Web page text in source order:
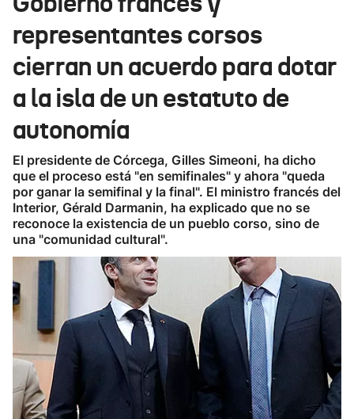
Ikusmiran
Eguraldia
representantes corsos
cierran un acuerdo para dotar
a la isla de un estatuto de
autonomía
El presidente de Córcega, Gilles Simeoni, ha dicho
que el proceso está "en semifinales" y ahora "queda
por ganar la semifinal y la final". El ministro francés del
Interior, Gérald Darmanin, ha explicado que no se
reconoce la existencia de un pueblo corso, sino de
una "comunidad cultural".